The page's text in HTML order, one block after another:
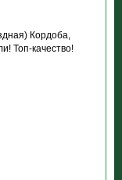
Кордоба,
Топ-качество!